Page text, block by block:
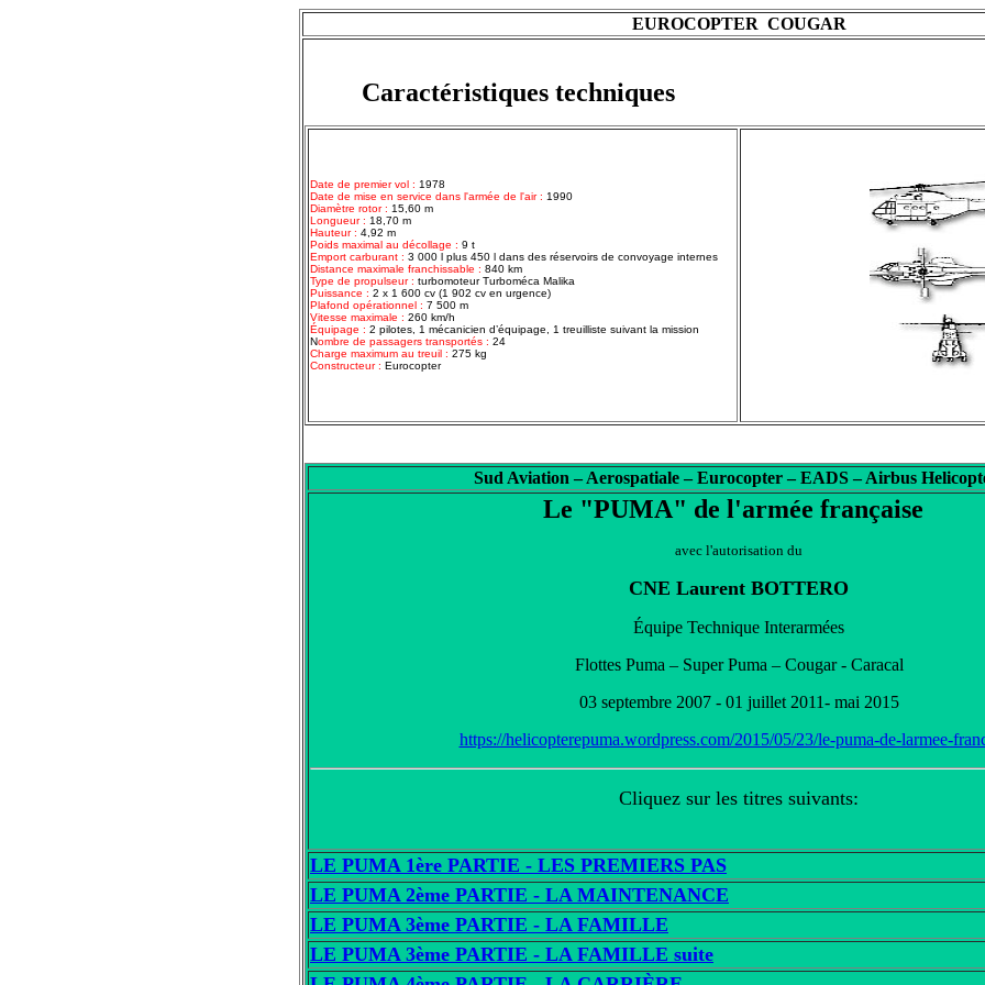
EUROCOPTER COUGAR
Caractéristiques techniques
Date de premier vol : 1978
Date de mise en service dans l'armée de l'air : 1990
Diamètre rotor : 15,60 m
Longueur : 18,70 m
Hauteur : 4,92 m
Poids maximal au décollage : 9 t
Emport carburant : 3 000 l plus 450 l dans des réservoirs de convoyage internes
Distance maximale franchissable : 840 km
Type de propulseur : turbomoteur Turboméca Malika
Puissance : 2 x 1 600 cv (1 902 cv en urgence)
Plafond opérationnel : 7 500 m
Vitesse maximale : 260 km/h
Équipage : 2 pilotes, 1 mécanicien d’équipage, 1 treuilliste suivant la mission
Nombre de passagers transportés : 24
Charge maximum au treuil : 275 kg
Constructeur : Eurocopter
Sud Aviation – Aerospatiale – Eurocopter – EADS – Airbus
Le "PUMA" de l'armée française
avec l'autorisation du
CNE Laurent BOTTERO
Équipe Technique Interarmées
Flottes Puma – Super Puma – Cougar - Caracal
03 septembre 2007 - 01 juillet 2011- mai 2015
https://helicopterepuma.wordpress.com/2015/05/23/le-puma-de-larmee-
Cliquez sur les titres suivants:
LE PUMA 1ère PARTIE - LES PREMIERS PAS
LE PUMA 2ème PARTIE - LA MAINTENANCE
LE PUMA 3ème PARTIE - LA FAMILLE
LE PUMA 3ème PARTIE - LA FAMILLE suite